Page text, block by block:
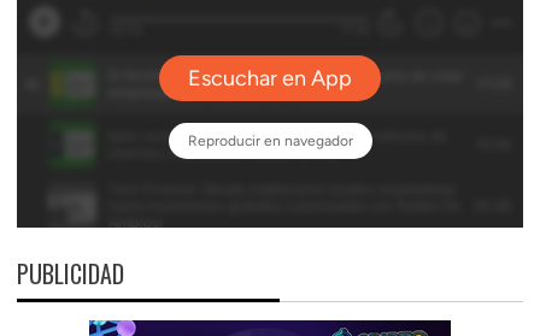
PUBLICIDAD